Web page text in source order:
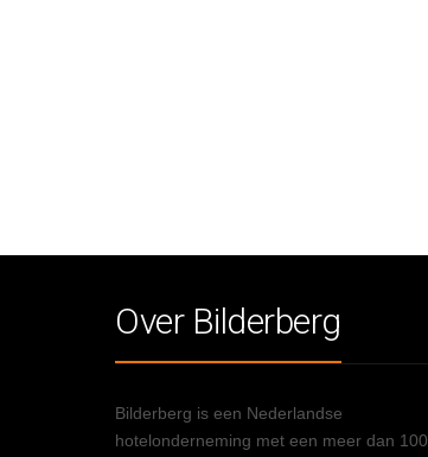
Over Bilderberg
Bilderberg is een Nederlandse
hotelonderneming met een meer dan 100